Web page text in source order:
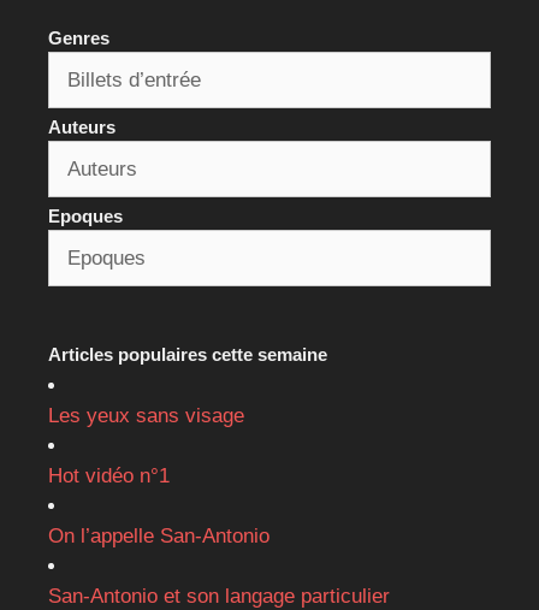
Genres
Auteurs
Epoques
Articles populaires cette semaine
Les yeux sans visage
Hot vidéo n°1
On l’appelle San-Antonio
San-Antonio et son langage particulier